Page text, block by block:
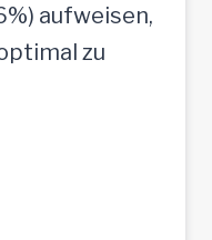
aufweisen,
zu